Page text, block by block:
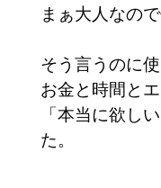
まぁ大人なの
そう言うのに使
お金と時間と
「本当に欲し
た。